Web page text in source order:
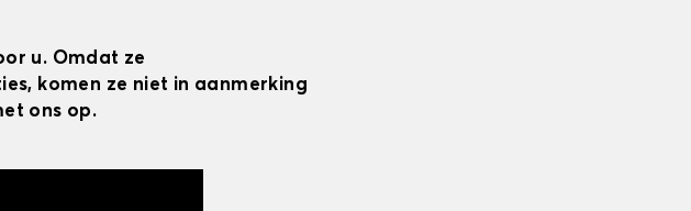
u. Omdat ze
komen ze niet in aanmerking
ons op.